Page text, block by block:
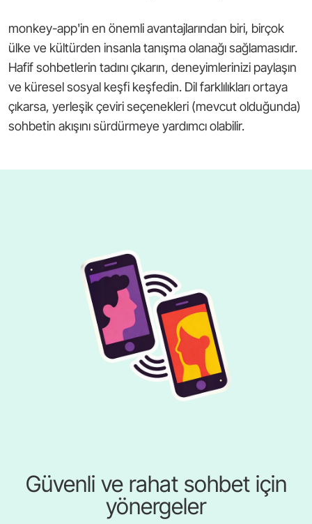
monkey-app'in en önemli avantajlarından biri, birçok
ülke ve kültürden insanla tanışma olanağı sağlamasıdır.
Hafif sohbetlerin tadını çıkarın, deneyimlerinizi paylaşın
ve küresel sosyal keşfi keşfedin. Dil farklılıkları ortaya
çıkarsa, yerleşik çeviri seçenekleri (mevcut olduğunda)
sohbetin akışını sürdürmeye yardımcı olabilir.
Güvenli ve rahat sohbet için
yönergeler